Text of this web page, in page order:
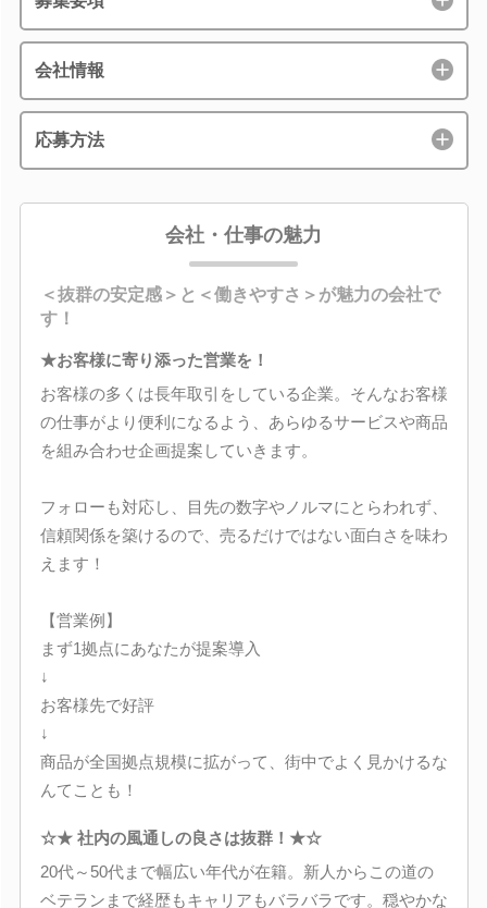
会社情報
応募方法
会社・仕事の魅力
＜抜群の安定感＞と＜働きやすさ＞が魅力の会社で
す！
★お客様に寄り添った営業を！
お客様の多くは長年取引をしている企業。そんなお客様
の仕事がより便利になるよう、あらゆるサービスや商品
を組み合わせ企画提案していきます。
フォローも対応し、目先の数字やノルマにとらわれず、
信頼関係を築けるので、売るだけではない面白さを味わ
えます！
【営業例】
まず1拠点にあなたが提案導入
↓
お客様先で好評
↓
商品が全国拠点規模に拡がって、街中でよく見かけるな
んてことも！
☆★ 社内の風通しの良さは抜群！★☆
20代～50代まで幅広い年代が在籍。新人からこの道の
ベテランまで経歴もキャリアもバラバラです。穏やかな